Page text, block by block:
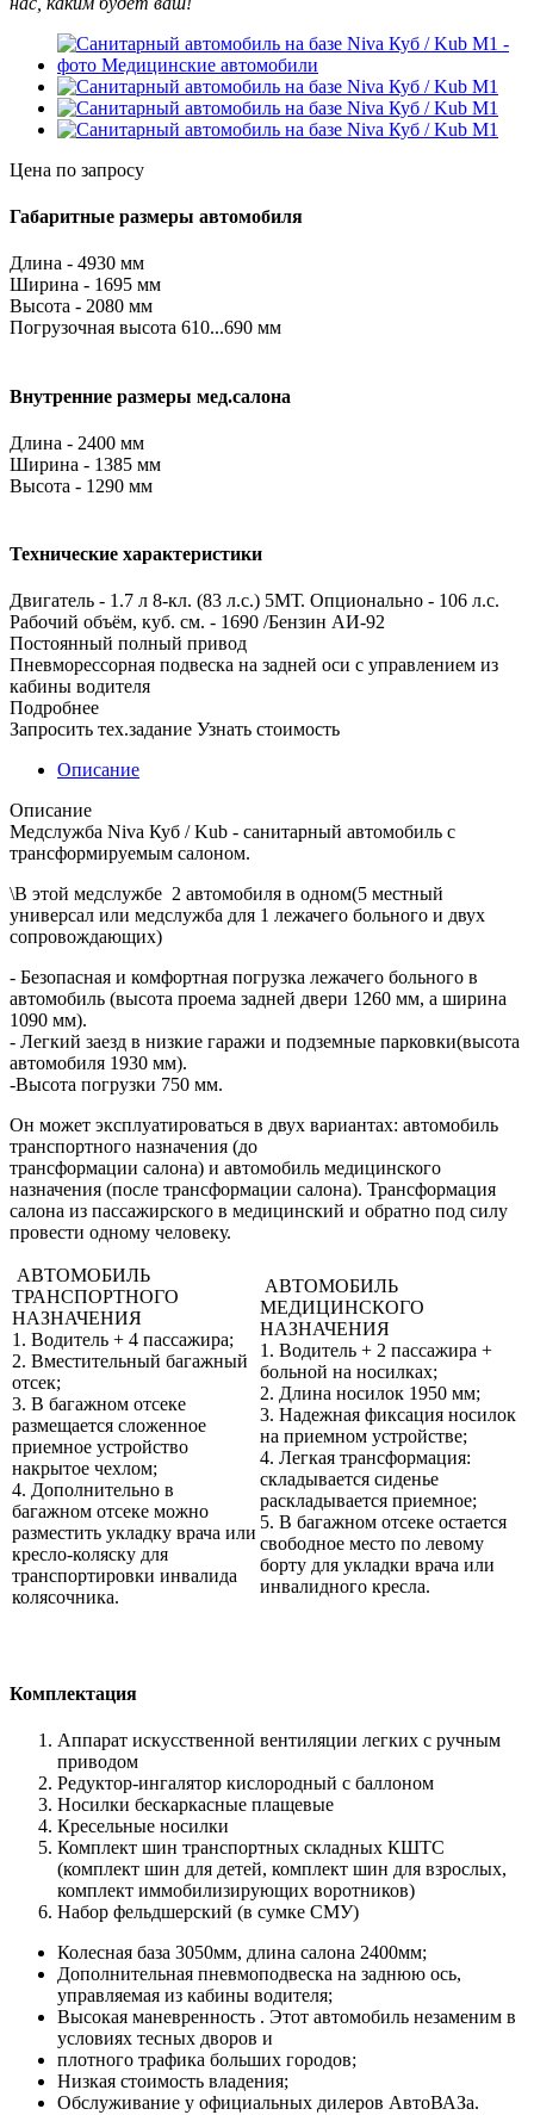
Цена по запросу
Габаритные размеры автомобиля
Длина - 4930 мм
Ширина - 1695 мм
Высота - 2080 мм
Погрузочная высота 610...690 мм
Внутренние размеры мед.салона
Длина - 2400 мм
Ширина - 1385 мм
Высота - 1290 мм
Технические характеристики
Двигатель - 1.7 л 8-кл. (83 л.с.) 5МТ. Опционально - 106 л.с.
Рабочий объём, куб. см. - 1690 /Бензин АИ-92
Постоянный полный привод
Пневморессорная подвеска на задней оси с управлением из
кабины водителя
Подробнее
Запросить тех.задание Узнать стоимость
Описание
Описание
Медслужба Niva Куб / Kub - санитарный автомобиль с
трансформируемым салоном.
\В этой медслужбе 2 автомобиля в одном(5 местный
универсал или медслужба для 1 лежачего больного и двух
сопровождающих)
- Безопасная и комфортная погрузка лежачего больного в
автомобиль (высота проема задней двери 1260 мм, а ширина
1090 мм).
- Легкий заезд в низкие гаражи и подземные парковки(высота
автомобиля 1930 мм).
-Высота погрузки 750 мм.
Он может эксплуатироваться в двух вариантах: автомобиль
транспортного назначения (до
трансформации салона) и автомобиль медицинского
назначения (после трансформации салона). Трансформация
салона из пассажирского в медицинский и обратно под силу
провести одному человеку.
АВТОМОБИЛЬ
ТРАНСПОРТНОГО
НАЗНАЧЕНИЯ
1. Водитель + 4 пассажира;
2. Вместительный багажный
отсек;
3. В багажном отсеке
размещается сложенное
приемное устройство
накрытое чехлом;
4. Дополнительно в
багажном отсеке можно
разместить укладку врача или
кресло-коляску для
транспортировки инвалида
колясочника.
АВТОМОБИЛЬ
МЕДИЦИНСКОГО
НАЗНАЧЕНИЯ
1. Водитель + 2 пассажира +
больной на носилках;
2. Длина носилок 1950 мм;
3. Надежная фиксация носилок
на приемном устройстве;
4. Легкая трансформация:
складывается сиденье
раскладывается приемное;
5. В багажном отсеке остается
свободное место по левому
борту для укладки врача или
инвалидного кресла.
Комплектация
Аппарат искусственной вентиляции легких с ручным
приводом
Редуктор-ингалятор кислородный с баллоном
Носилки бескаркасные плащевые
Кресельные носилки
Комплект шин транспортных складных КШТС
(комплект шин для детей, комплект шин для взрослых,
комплект иммобилизирующих воротников)
Набор фельдшерский (в сумке СМУ)
Колесная база 3050мм, длина салона 2400мм;
Дополнительная пневмоподвеска на заднюю ось,
управляемая из кабины водителя;
Высокая маневренность . Этот автомобиль незаменим в
условиях тесных дворов и
плотного трафика больших городов;
Низкая стоимость владения;
Обслуживание у официальных дилеров АвтоВАЗа.